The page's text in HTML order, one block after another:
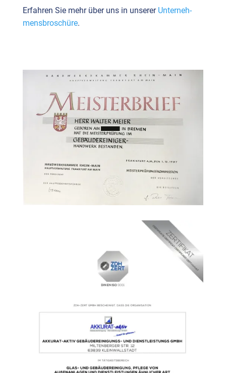
Erfah­ren Sie mehr über uns in unse­rer Unter­neh­
mens­bro­schü­re.